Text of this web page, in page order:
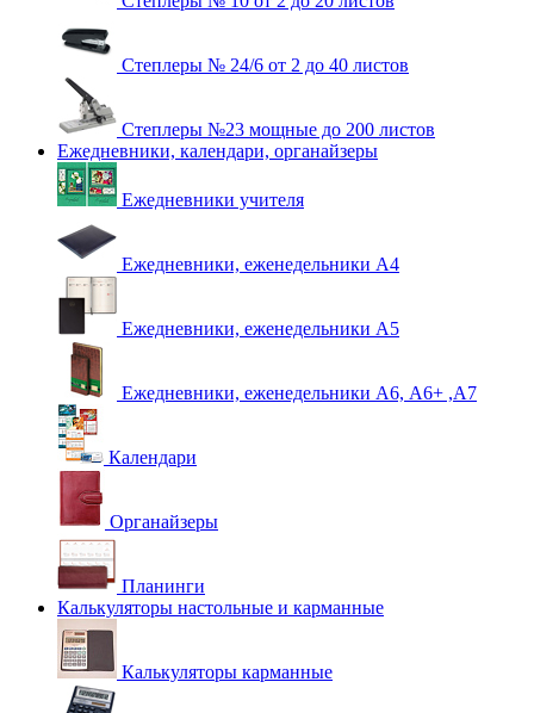
Степлеры № 24/6 от 2 до 40 листов
Степлеры №23 мощные до 200 листов
Ежедневники, календари, органайзеры
Ежедневники учителя
Ежедневники, еженедельники А4
Ежедневники, еженедельники А5
Ежедневники, еженедельники А6, А6+ ,А7
Календари
Органайзеры
Планинги
Калькуляторы настольные и карманные
Калькуляторы карманные